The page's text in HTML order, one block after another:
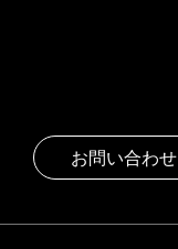
お問い合わせ